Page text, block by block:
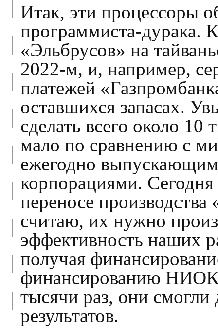
Итак, эти процессоры
программиста-дурака.
«Эльбрусов» на
2022‑м, и, например,
платежей
оставшихся запасах.
сделать всего около
мало по сравнению с
ежегодно
корпорациями. Сегодня
переносе
считаю, их нужно
эффективность наших
получая
финансированию
тысячи раз, они
результатов.